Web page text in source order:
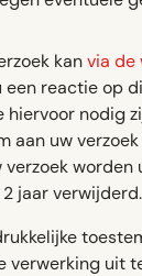
kanvia de
reactie op
hiervoor nodig
aan uw
worden
jaar verwijderd.
verwerking uit